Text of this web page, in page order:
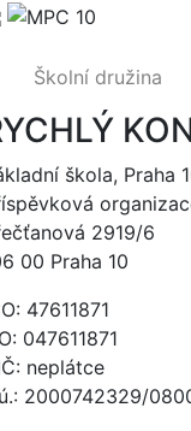
Školní družina
škola, Praha
2919/6
00 Praha 10
47611871
047611871
neplátce
2000742329/